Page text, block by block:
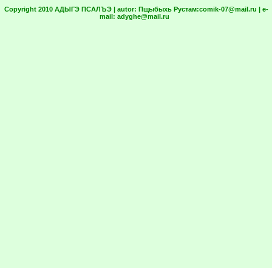
Copyright 2010 АДЫГЭ ПСАЛЪЭ | autor: Пщыбыхь Рустам:comik-07@mail.ru | e-
mail: adyghe@mail.ru